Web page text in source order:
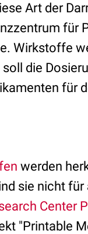
Art der
für
Wirkstoffe
die
für
werden
sie nicht für
Center
"Printable